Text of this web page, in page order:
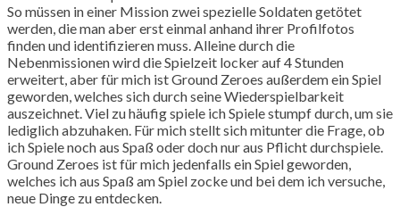
So müssen in einer Mission zwei spezielle Soldaten getötet
werden, die man aber erst einmal anhand ihrer Profilfotos
finden und identifizieren muss. Alleine durch die
Nebenmissionen wird die Spielzeit locker auf 4 Stunden
erweitert, aber für mich ist Ground Zeroes außerdem ein Spiel
geworden, welches sich durch seine Wiederspielbarkeit
auszeichnet. Viel zu häufig spiele ich Spiele stumpf durch, um sie
lediglich abzuhaken. Für mich stellt sich mitunter die Frage, ob
ich Spiele noch aus Spaß oder doch nur aus Pflicht durchspiele.
Ground Zeroes ist für mich jedenfalls ein Spiel geworden,
welches ich aus Spaß am Spiel zocke und bei dem ich versuche,
neue Dinge zu entdecken.